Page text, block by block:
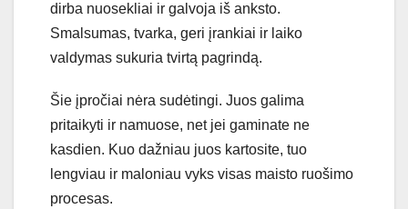
dirba nuosekliai ir galvoja iš anksto.
Smalsumas, tvarka, geri įrankiai ir laiko
valdymas sukuria tvirtą pagrindą.
Šie įpročiai nėra sudėtingi. Juos galima
pritaikyti ir namuose, net jei gaminate ne
kasdien. Kuo dažniau juos kartosite, tuo
lengviau ir maloniau vyks visas maisto ruošimo
procesas.